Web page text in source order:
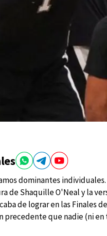
dominantes
de Shaquille O'Neal y la
de lograr en las Finales
que nadie (ni